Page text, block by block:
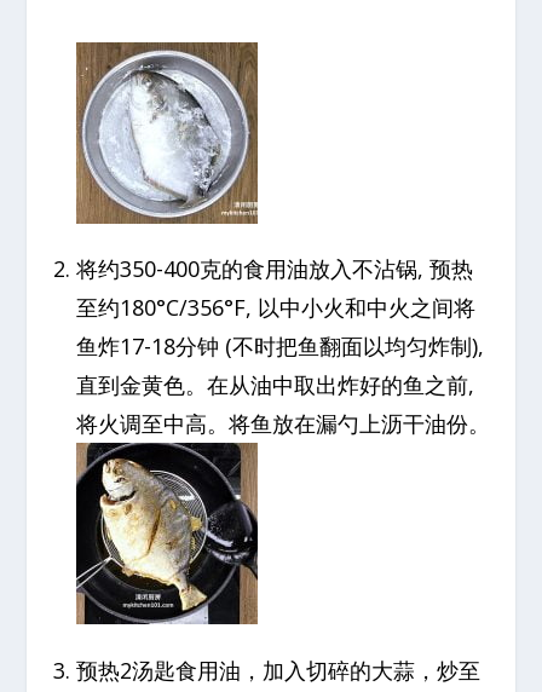
将约350-400克的食用油放入不沾锅, 预热
至约180°C/356°F, 以中小火和中火之间将
鱼炸17-18分钟 (不时把鱼翻面以均匀炸制),
直到金黄色。在从油中取出炸好的鱼之前,
将火调至中高。将鱼放在漏勺上沥干油份。
预热2汤匙食用油，加入切碎的大蒜，炒至